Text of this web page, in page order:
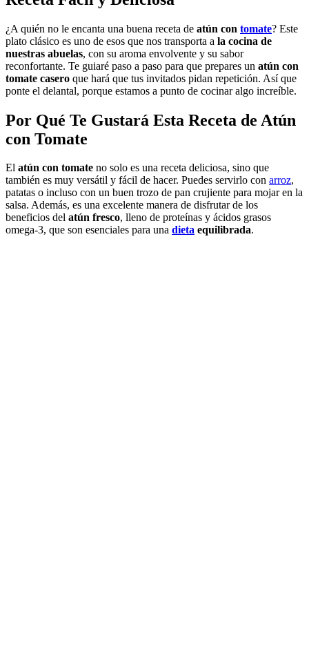
¿A quién no le encanta una buena receta de atún con tomate? Este
plato clásico es uno de esos que nos transporta a la cocina de
nuestras abuelas, con su aroma envolvente y su sabor
reconfortante. Te guiaré paso a paso para que prepares un atún con
tomate casero que hará que tus invitados pidan repetición. Así que
ponte el delantal, porque estamos a punto de cocinar algo increíble.
Por Qué Te Gustará Esta Receta de Atún
con Tomate
El atún con tomate no solo es una receta deliciosa, sino que
también es muy versátil y fácil de hacer. Puedes servirlo con arroz,
patatas o incluso con un buen trozo de pan crujiente para mojar en la
salsa. Además, es una excelente manera de disfrutar de los
beneficios del atún fresco, lleno de proteínas y ácidos grasos
omega-3, que son esenciales para una dieta equilibrada.